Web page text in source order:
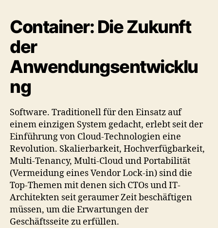
Container: Die Zukunft
der
Anwendungsentwicklu
ng
Software. Traditionell für den Einsatz auf
einem einzigen System gedacht, erlebt seit der
Einführung von Cloud-Technologien eine
Revolution. Skalierbarkeit, Hochverfügbarkeit,
Multi-Tenancy, Multi-Cloud und Portabilität
(Vermeidung eines Vendor Lock-in) sind die
Top-Themen mit denen sich CTOs und IT-
Architekten seit geraumer Zeit beschäftigen
müssen, um die Erwartungen der
Geschäftsseite zu erfüllen.